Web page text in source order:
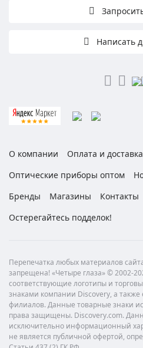
Написать
О компании
Оплата и доставка
Оптические приборы оптом
Бренды
Магазины Контакты
Остерегайтесь подделок!
Перепечатка любых материалов
запрещена! «Четыре глаза» © 2002-
соответствующие логотипы и
знаками компании Discovery, а
филиалов. Данные товарные знаки
права защищены. Discovery.com.
исключительно информационный
не является публичной офертой,